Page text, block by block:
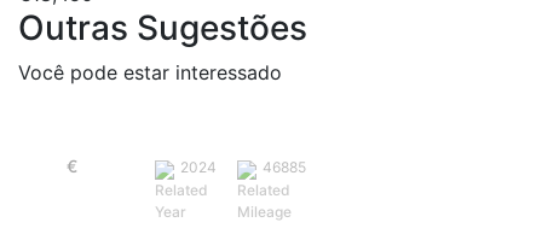
Outras Sugestões
Você pode estar interessado
€ 2024 46885